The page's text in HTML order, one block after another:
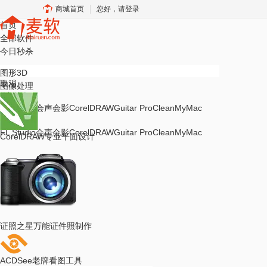
商城首页 您好，请登录
首页
全部软件
今日秒杀
取消
热门搜索
FL Studio会声会影CorelDRAWGuitar ProCleanMyMac
热门搜索
FL Studio会声会影CorelDRAWGuitar ProCleanMyMac
图形3D
图像处理
CorelDRAW专业平面设计
证照之星万能证件照制作
ACDSee老牌看图工具